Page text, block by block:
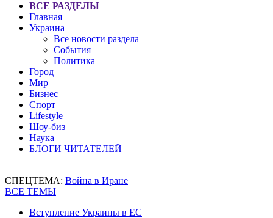
ВСЕ РАЗДЕЛЫ
Главная
Украина
Все новости раздела
События
Политика
Город
Мир
Бизнес
Спорт
Lifestyle
Шоу-биз
Наука
БЛОГИ ЧИТАТЕЛЕЙ
СПЕЦТЕМА: Война в Иране
ВСЕ ТЕМЫ
Вступление Украины в ЕС